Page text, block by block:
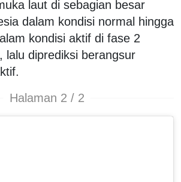
laut di sebagian besar
dalam kondisi normal hingga
kondisi aktif di fase 2
lalu diprediksi berangsur
Halaman 2 / 2